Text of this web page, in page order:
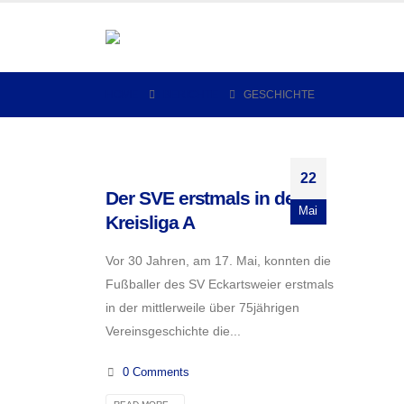
GESCHICHTE
22
Mai
Der SVE erstmals in der
Kreisliga A
Vor 30 Jahren, am 17. Mai, konnten die
Fußballer des SV Eckartsweier erstmals
in der mittlerweile über 75jährigen
Vereinsgeschichte die...
0 Comments